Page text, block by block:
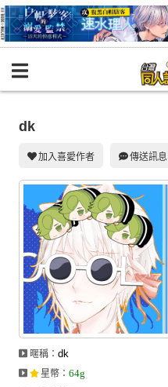
BOOKY書集倉庫
同人數位作品
活動&消息
同人誌活動
最新消息
同人相關店家
同人社團
dk
加入喜愛作者 傳送訊息
暱稱：dk
星幣 ：64g